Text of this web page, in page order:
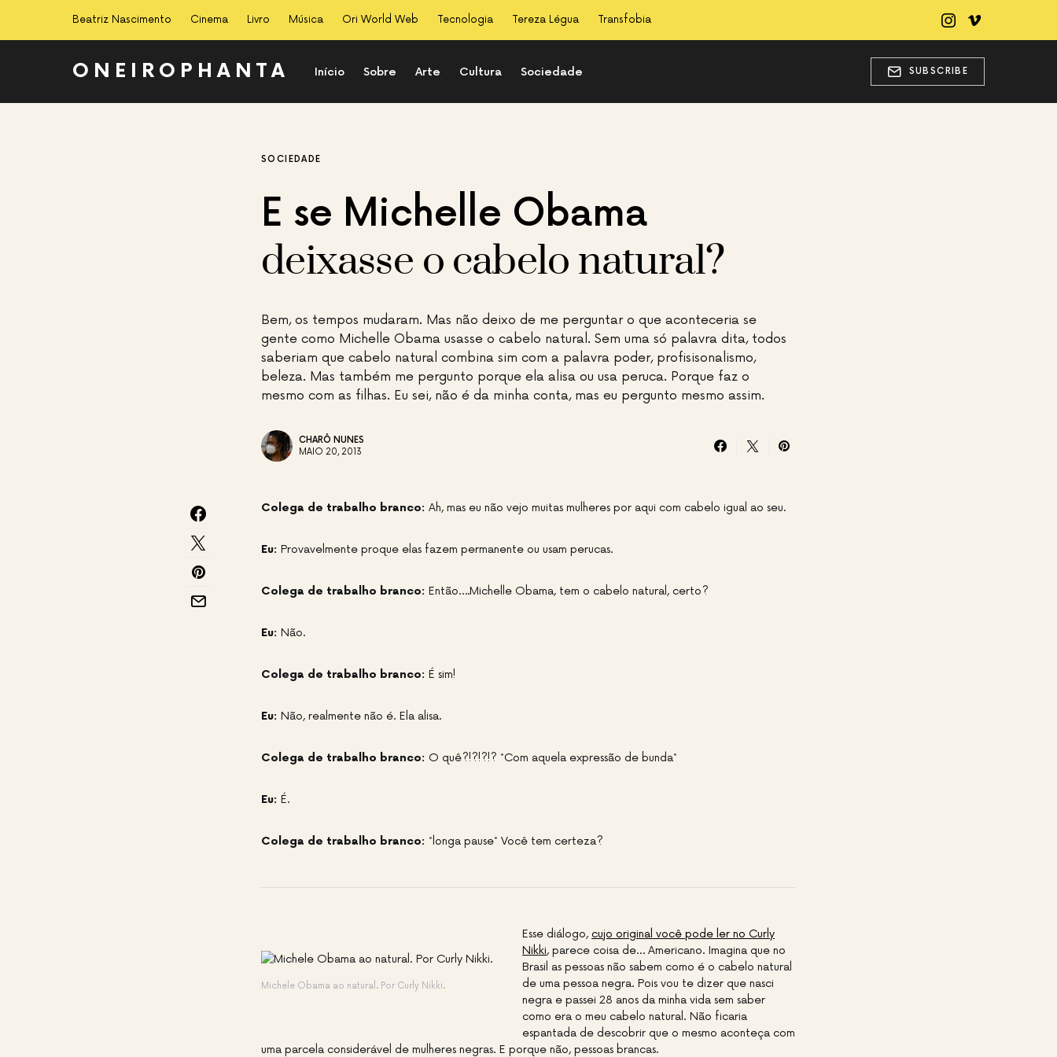
Beatriz Nascimento Cinema Livro Música Ori World Web Tecnologia Tereza Légua Transfobia
ONEIROPHANTA Início Sobre Arte Cultura Sociedade SUBSCRIBE
SOCIEDADE
E se Michelle Obama
deixasse o cabelo natural?
Bem, os tempos mudaram. Mas não deixo de me perguntar o que aconteceria se
gente como Michelle Obama usasse o cabelo natural. Sem uma só palavra dita, todos
saberiam que cabelo natural combina sim com a palavra poder, profisisonalismo,
beleza. Mas também me pergunto porque ela alisa ou usa peruca. Porque faz o
mesmo com as filhas. Eu sei, não é da minha conta, mas eu pergunto mesmo assim.
CHARÔ NUNES
MAIO 20, 2013
Colega de trabalho branco: Ah, mas eu não vejo muitas mulheres por aqui com cabelo igual ao seu.
Eu: Provavelmente proque elas fazem permanente ou usam perucas.
Colega de trabalho branco: Então….Michelle Obama, tem o cabelo natural, certo?
Eu: Não.
Colega de trabalho branco: É sim!
Eu: Não, realmente não é. Ela alisa.
Colega de trabalho branco: O quê?!?!?!? *Com aquela expressão de bunda*
Eu: É.
Colega de trabalho branco: *longa pause* Você tem certeza?
Michele Obama ao natural. Por Curly Nikki.
Esse diálogo, cujo original você pode ler no Curly
Nikki, parece coisa de… Americano. Imagina que no
Brasil as pessoas não sabem como é o cabelo natural
de uma pessoa negra. Pois vou te dizer que nasci
negra e passei 28 anos da minha vida sem saber
como era o meu cabelo natural. Não ficaria
espantada de descobrir que o mesmo aconteça com
uma parcela considerável de mulheres negras. E porque não, pessoas brancas.